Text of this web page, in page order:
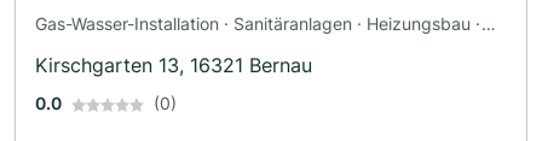
Gas-Wasser-Installation · Sanitäranlagen · Heizungsbau ·
Kirschgarten 13, 16321 Bernau
0.0 (0)